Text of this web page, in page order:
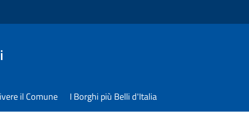
il Comune I Borghi più Belli d'Italia